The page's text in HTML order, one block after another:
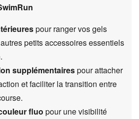
pour ranger vos gels
petits accessoires essentiels
supplémentairespour attacher
et faciliter la transition entre
fluo pour une visibilité